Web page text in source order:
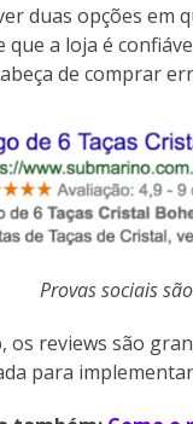
duas opções em
que a loja é
de comprar
Provas sociais
os reviews são
para